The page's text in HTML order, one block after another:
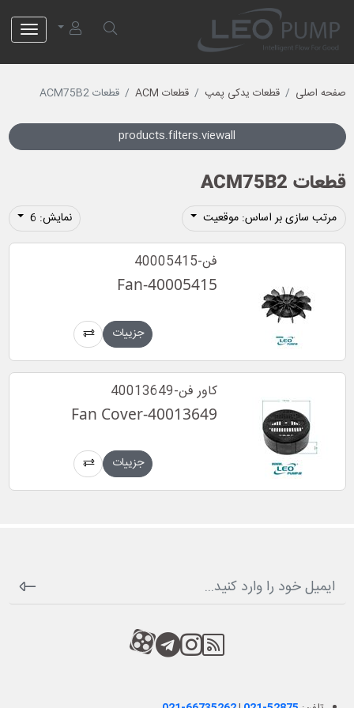
صفحه اصلی قطعات یدکی پمپ قطعات ACM قطعات ACM75B2
products.filters.viewall
قطعات ACM75B2
مرتب سازی بر اساس: موقعیت نمایش: 6
فن-40005415
Fan-40005415
جزییات
کاور فن-40013649
Fan Cover-40013649
جزییات
RSS
کانال آپارات
کانال تلگرام
کانال آپارات